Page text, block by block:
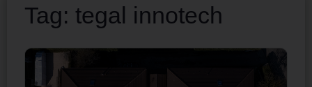
Tag: tegal innotech